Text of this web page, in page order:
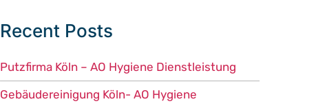
Recent Posts
Putzfirma Köln – AO Hygiene Dienstleistung
Gebäudereinigung Köln- AO Hygiene